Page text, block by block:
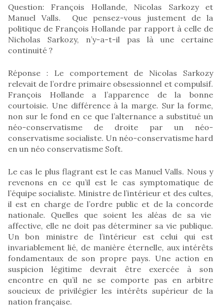
Question: François Hollande, Nicolas Sarkozy et
Manuel Valls. Que pensez-vous justement de la
politique de François Hollande par rapport à celle de
Nicholas Sarkozy, n’y-a-t-il pas là une certaine
continuité ?
Réponse : Le comportement de Nicolas Sarkozy
relevait de l’ordre primaire obsessionnel et compulsif.
François Hollande a l’apparence de la bonne
courtoisie. Une différence à la marge. Sur la forme,
non sur le fond en ce que l’alternance a substitué un
néo-conservatisme de droite par un néo-
conservatisme socialiste. Un néo-conservatisme hard
en un néo conservatisme Soft.
Le cas le plus flagrant est le cas Manuel Valls. Nous y
revenons en ce qu’il est le cas symptomatique de
l’équipe socialiste. Ministre de l’intérieur et des cultes,
il est en charge de l’ordre public et de la concorde
nationale. Quelles que soient les aléas de sa vie
affective, elle ne doit pas déterminer sa vie publique.
Un bon ministre de l’intérieur est celui qui est
invariablement lié, de manière éternelle, aux intérêts
fondamentaux de son propre pays. Une action en
suspicion légitime devrait être exercée à son
encontre en qu’il ne se comporte pas en arbitre
soucieux de privilégier les intérêts supérieur de la
nation française.